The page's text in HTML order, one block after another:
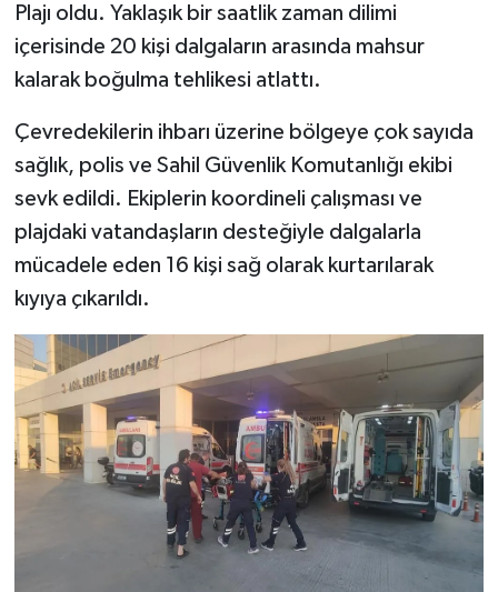
Plajı oldu. Yaklaşık bir saatlik zaman dilimi
içerisinde 20 kişi dalgaların arasında mahsur
kalarak boğulma tehlikesi atlattı.
Çevredekilerin ihbarı üzerine bölgeye çok sayıda
sağlık, polis ve Sahil Güvenlik Komutanlığı ekibi
sevk edildi. Ekiplerin koordineli çalışması ve
plajdaki vatandaşların desteğiyle dalgalarla
mücadele eden 16 kişi sağ olarak kurtarılarak
kıyıya çıkarıldı.